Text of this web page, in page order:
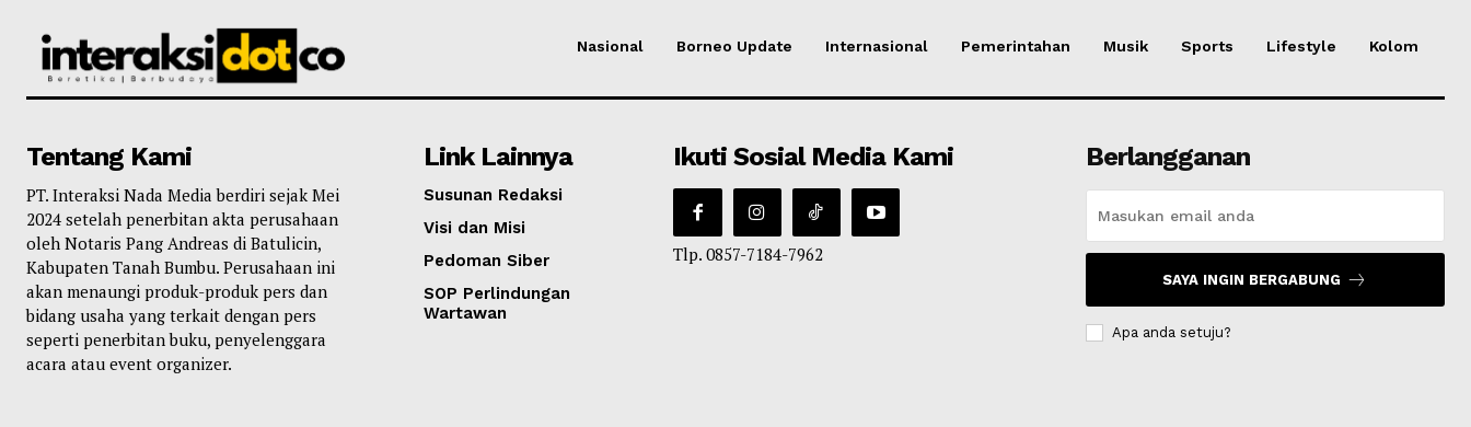
Nasional Borneo Update Internasional Pemerintahan Musik Sports Lifestyle Kolom
Tentang Kami
PT. Interaksi Nada Media berdiri sejak Mei
2024 setelah penerbitan akta perusahaan
oleh Notaris Pang Andreas di Batulicin,
Kabupaten Tanah Bumbu. Perusahaan ini
akan menaungi produk-produk pers dan
bidang usaha yang terkait dengan pers
seperti penerbitan buku, penyelenggara
acara atau event organizer.
Link Lainnya
Susunan Redaksi
Visi dan Misi
Pedoman Siber
SOP Perlindungan
Wartawan
Ikuti Sosial Media Kami
Tlp. 0857-7184-7962
Berlangganan
SAYA INGIN BERGABUNG
Apa anda setuju?